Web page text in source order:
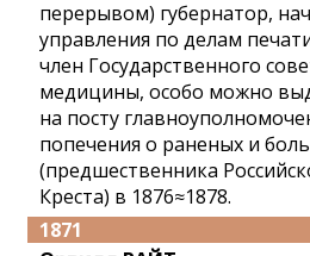
перерывом) губернатор,
управления по делам
член Государственного
медицины, особо можно
на посту
попечения о раненых и
(предшественника
Креста) в 1876≈1878.
1871